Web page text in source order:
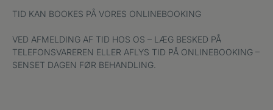
TID KAN BOOKES PÅ VORES ONLINEBOOKING
VED AFMELDING AF TID HOS OS – LÆG BESKED PÅ
TELEFONSVAREREN ELLER AFLYS TID PÅ ONLINEBOOKING –
SENSET DAGEN FØR BEHANDLING.